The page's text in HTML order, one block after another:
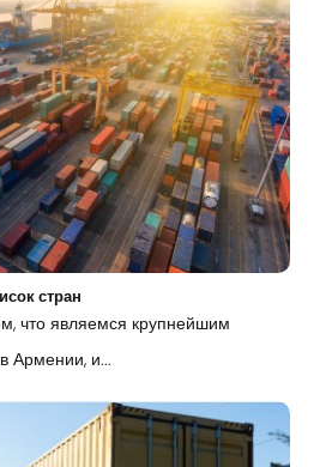
стран
что являемся крупнейшим
Армении, и...